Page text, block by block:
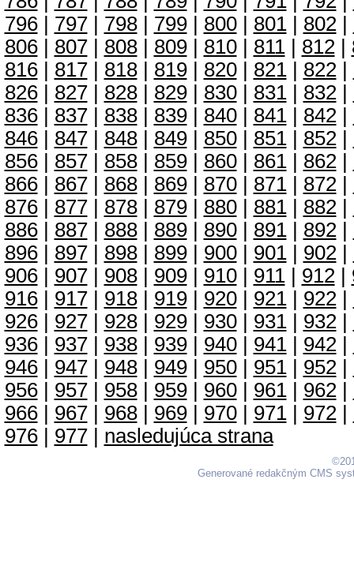
796| 797| 798| 799| 800| 801| 802|
806| 807| 808| 809| 810| 811| 812|
816| 817| 818| 819| 820| 821| 822|
826| 827| 828| 829| 830| 831| 832|
836| 837| 838| 839| 840| 841| 842|
846| 847| 848| 849| 850| 851| 852|
856| 857| 858| 859| 860| 861| 862|
866| 867| 868| 869| 870| 871| 872|
876| 877| 878| 879| 880| 881| 882|
886| 887| 888| 889| 890| 891| 892|
896| 897| 898| 899| 900| 901| 902|
906| 907| 908| 909| 910| 911| 912|
916| 917| 918| 919| 920| 921| 922|
926| 927| 928| 929| 930| 931| 932|
936| 937| 938| 939| 940| 941| 942|
946| 947| 948| 949| 950| 951| 952|
956| 957| 958| 959| 960| 961| 962|
966| 967| 968| 969| 970| 971| 972|
976| 977| nasledujúca strana
Generované redakčným CMS